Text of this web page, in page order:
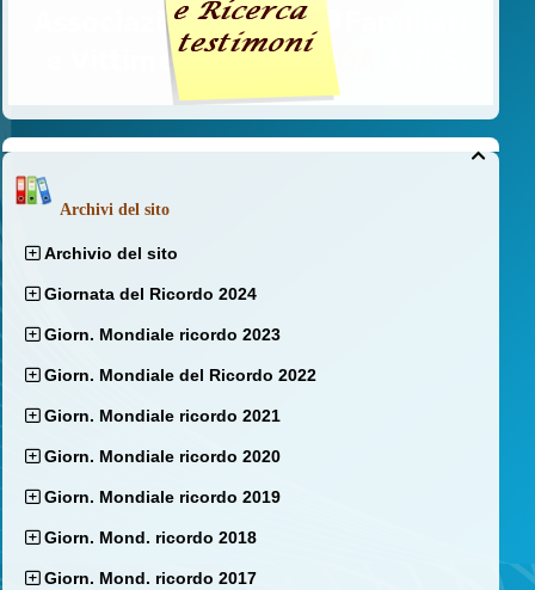

Archivi del sito
Archivio del sito
Giornata del Ricordo 2024
Giorn. Mondiale ricordo 2023
Giorn. Mondiale del Ricordo 2022
Giorn. Mondiale ricordo 2021
Giorn. Mondiale ricordo 2020
Giorn. Mondiale ricordo 2019
Giorn. Mond. ricordo 2018
Giorn. Mond. ricordo 2017